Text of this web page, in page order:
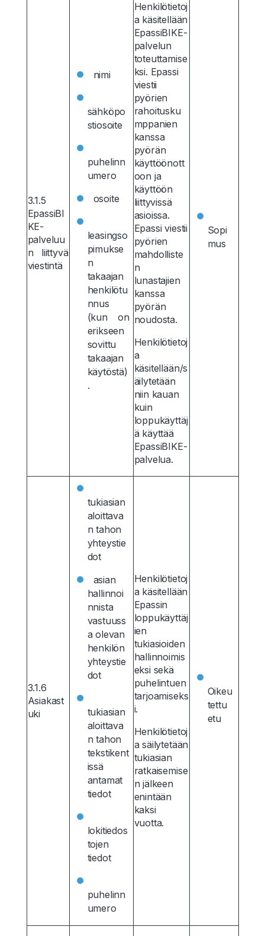
3.1.5
EpassiBI
KE-
palveluu
n liittyvä
viestintä
nimi
sähköpo
stiosoite
puhelinn
umero
osoite
leasingso
pimukse
n
takaajan
henkilötu
nnus
(kun on
erikseen
sovittu
takaajan
käytöstä)
.
Henkilötietoj
a käsitellään
EpassiBIKE-
palvelun
toteuttamise
ksi. Epassi
viestii
pyörien
rahoitusku
mppanien
kanssa
pyörän
käyttöönott
oon ja
käyttöön
liittyvissä
asioissa.
Epassi viestii
pyörien
mahdolliste
n
lunastajien
kanssa
pyörän
noudosta.
Henkilötietoj
a
käsitellään/s
äilytetään
niin kauan
kuin
loppukäyttäj
ä käyttää
EpassiBIKE-
palvelua.
Sopi
mus
3.1.6
Asiakast
uki
tukiasian
aloittava
n tahon
yhteystie
dot
asian
hallinnoi
nnista
vastuuss
a olevan
henkilön
yhteystie
dot
tukiasian
aloittava
n tahon
tekstikent
issä
antamat
tiedot
lokitiedos
tojen
tiedot
puhelinn
umero
Henkilötietoj
a käsitellään
Epassin
loppukäyttäj
ien
tukiasioiden
hallinnoimis
eksi sekä
puhelintuen
tarjoamiseks
i.
Henkilötietoj
a säilytetään
tukiasian
ratkaisemise
n jälkeen
enintään
kaksi
vuotta.
Oikeu
tettu
etu